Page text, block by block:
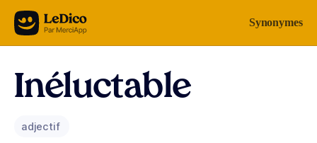
Aller au contenu Synonymes
Inéluctable
adjectif